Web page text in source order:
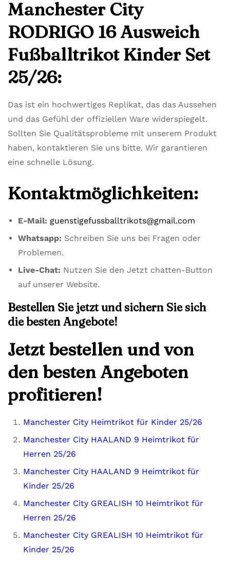
Manchester City
RODRIGO 16 Ausweich
Fußballtrikot Kinder Set
25/26:
Das ist ein hochwertiges Replikat, das das Aussehen
und das Gefühl der offiziellen Ware widerspiegelt.
Sollten Sie Qualitätsprobleme mit unserem Produkt
haben, kontaktieren Sie uns bitte. Wir garantieren
eine schnelle Lösung.
Kontaktmöglichkeiten:
E-Mail: guenstigefussballtrikots@gmail.com
Whatsapp: Schreiben Sie uns bei Fragen oder
Problemen.
Live-Chat: Nutzen Sie den Jetzt chatten-Button
auf unserer Website.
Bestellen Sie jetzt und sichern Sie sich
die besten Angebote!
Jetzt bestellen und von
den besten Angeboten
profitieren!
Manchester City Heimtrikot für Kinder 25/26
Manchester City HAALAND 9 Heimtrikot für
Herren 25/26
Manchester City HAALAND 9 Heimtrikot für
Kinder 25/26
Manchester City GREALISH 10 Heimtrikot für
Herren 25/26
Manchester City GREALISH 10 Heimtrikot für
Kinder 25/26